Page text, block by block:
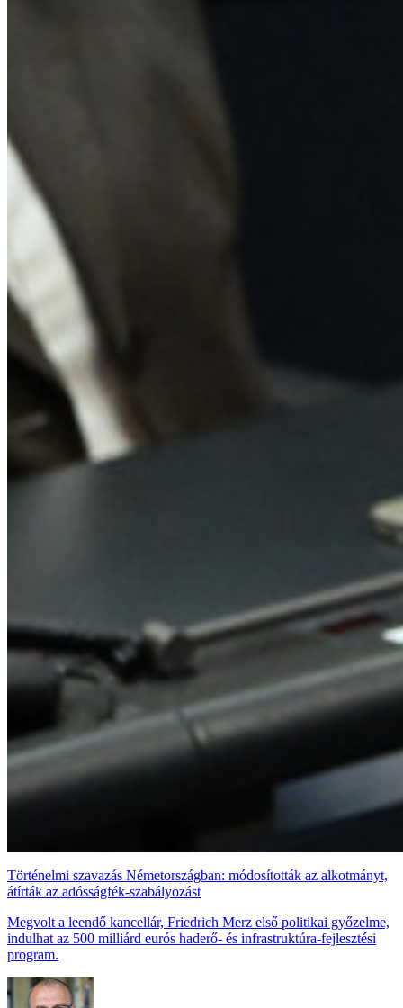
Történelmi szavazás Németországban: módosították az alkotmányt,
átírták az adósságfék-szabályozást
Megvolt a leendő kancellár, Friedrich Merz első politikai győzelme,
indulhat az 500 milliárd eurós haderő- és infrastruktúra-fejlesztési
program.